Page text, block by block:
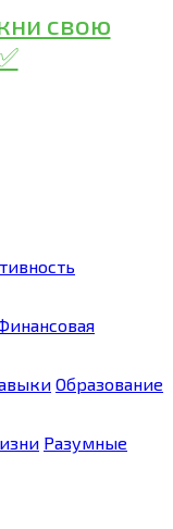
Образование
Разумные